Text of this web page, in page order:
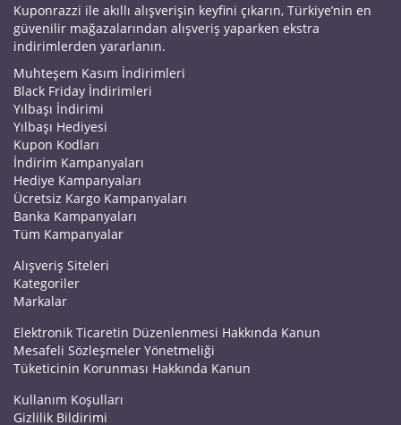
Kuponrazzi ile akıllı alışverişin keyfini çıkarın, Türkiye’nin en
güvenilir mağazalarından alışveriş yaparken ekstra
indirimlerden yararlanın.
Muhteşem Kasım İndirimleri
Black Friday İndirimleri
Yılbaşı İndirimi
Yılbaşı Hediyesi
Kupon Kodları
İndirim Kampanyaları
Hediye Kampanyaları
Ücretsiz Kargo Kampanyaları
Banka Kampanyaları
Tüm Kampanyalar
Alışveriş Siteleri
Kategoriler
Markalar
Elektronik Ticaretin Düzenlenmesi Hakkında Kanun
Mesafeli Sözleşmeler Yönetmeliği
Tüketicinin Korunması Hakkında Kanun
Kullanım Koşulları
Gizlilik Bildirimi